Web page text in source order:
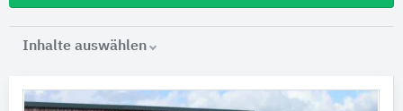
Inhalte auswählen